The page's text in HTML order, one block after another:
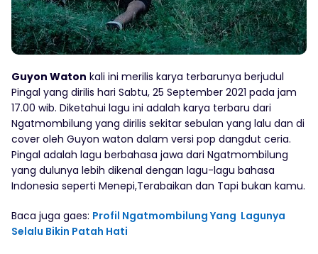
Guyon Waton kali ini merilis karya terbarunya berjudul
Pingal yang dirilis hari Sabtu, 25 September 2021 pada jam
17.00 wib. Diketahui lagu ini adalah karya terbaru dari
Ngatmombilung yang dirilis sekitar sebulan yang lalu dan di
cover oleh Guyon waton dalam versi pop dangdut ceria.
Pingal adalah lagu berbahasa jawa dari Ngatmombilung
yang dulunya lebih dikenal dengan lagu-lagu bahasa
Indonesia seperti Menepi,Terabaikan dan Tapi bukan kamu.
Baca juga gaes: Profil Ngatmombilung Yang Lagunya
Selalu Bikin Patah Hati